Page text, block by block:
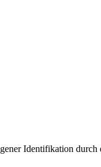
Identifikation